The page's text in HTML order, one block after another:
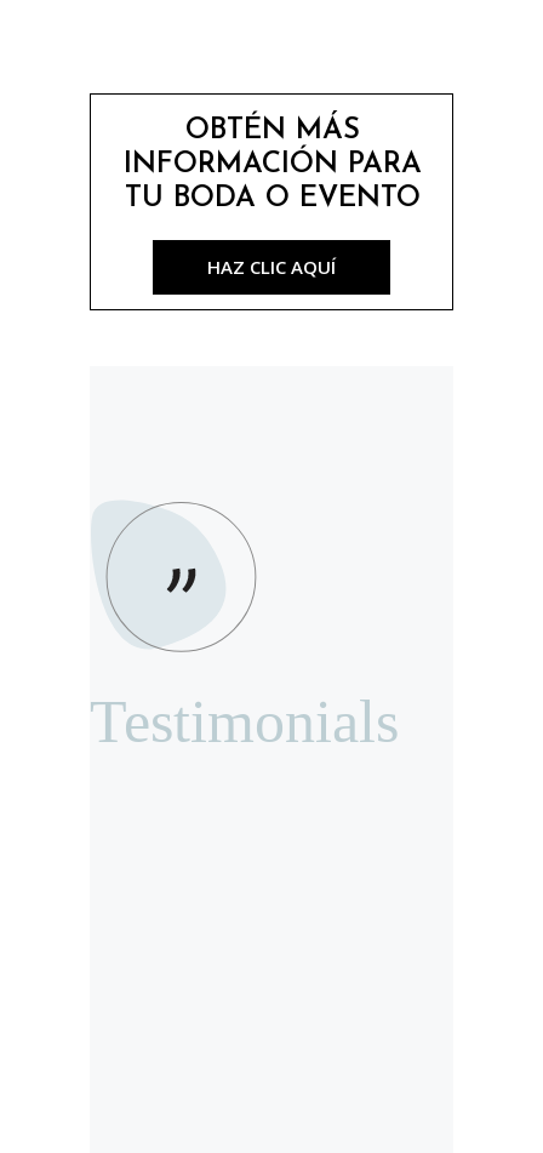
OBTÉN MÁS
INFORMACIÓN PARA
TU BODA O EVENTO
HAZ CLIC AQUÍ
Testimonials